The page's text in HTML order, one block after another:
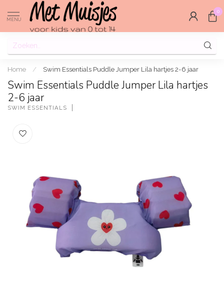
MENU
0
Home / Swim Essentials Puddle Jumper Lila hartjes 2-6 jaar
Swim Essentials Puddle Jumper Lila hartjes
2-6 jaar
SWIM ESSENTIALS